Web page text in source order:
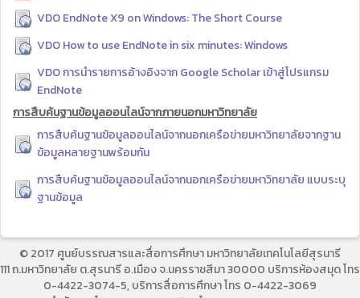
VDO EndNote X9 on Windows: The Short Course
VDO How to use EndNote in six minutes: Windows
VDO การนำรายการอ้างอิงจาก Google Scholar เข้าสู่โปรแกรม
EndNote
การสืบค้นฐานข้อมูลออนไลน์จากภายนอกมหาวิทยาลัย
การสืบค้นฐานข้อมูลออนไลน์จากนอกเครือข่ายมหาวิทยาลัยจากฐาน
ข้อมูลหลายฐานพร้อมกัน
การสืบค้นฐานข้อมูลออนไลน์จากนอกเครือข่ายมหาวิทยาลัย แบบระบุ
ฐานข้อมูล
© 2017 ศูนย์บรรณสารและสื่อการศึกษา มหาวิทยาลัยเทคโนโลยีสุรนารี
111 ถ.มหาวิทยาลัย ต.สุรนารี อ.เมือง จ.นครราชสีมา 30000 บริการห้องสมุด โทร
0-4422-3074-5, บริการสื่อการศึกษา โทร 0-4422-3069